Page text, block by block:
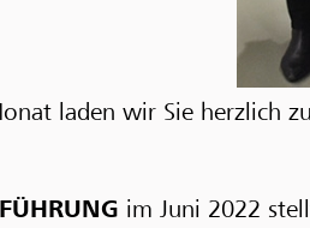
laden wir Sie herzlich
im Juni 2022